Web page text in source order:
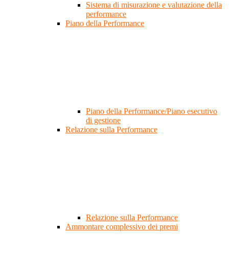
Sistema di misurazione e valutazione della
performance
Piano della Performance
Piano della Performance/Piano esecutivo
di gestione
Relazione sulla Performance
Relazione sulla Performance
Ammontare complessivo dei premi